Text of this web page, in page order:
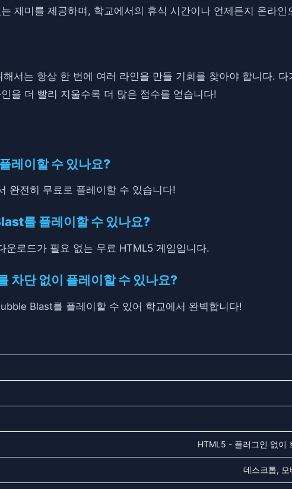
재미를 제공하며, 학교에서의 휴식 시간이나 언제든지 온라인
서는 항상 한 번에 여러 라인을 만들 기회를 찾아야 합니다.
을 더 빨리 지울수록 더 많은 점수를 얻습니다!
레이할 수 있나요?
완전히 무료로 플레이할 수 있습니다!
를 플레이할 수 있나요?
운로드가 필요 없는 무료 HTML5 게임입니다.
차단 없이 플레이할 수 있나요?
Blast를 플레이할 수 있어 학교에서 완벽합니다!
HTML5 - 플러그인 없이
데스크톱,